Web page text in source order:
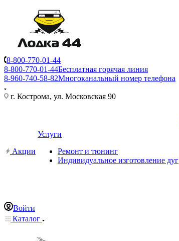
8-800-770-01-44
8-800-770-01-44Бесплатная горячая линия
8-960-740-58-82Многоканальный номер телефона
г. Кострома, ул. Московская 90
Акции
Услуги
Ремонт и тюнинг
Индивидуальное изготовление дуг
Войти
Каталог